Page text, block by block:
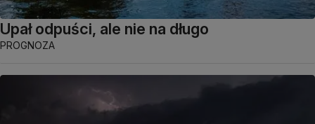
Upał odpuści, ale nie na długo
PROGNOZA